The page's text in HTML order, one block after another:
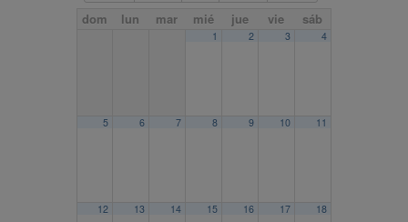
dom lun mar mié jue vie sáb
1 2 3 4
5 6 7 8 9 10 11
12 13 14 15 16 17 18